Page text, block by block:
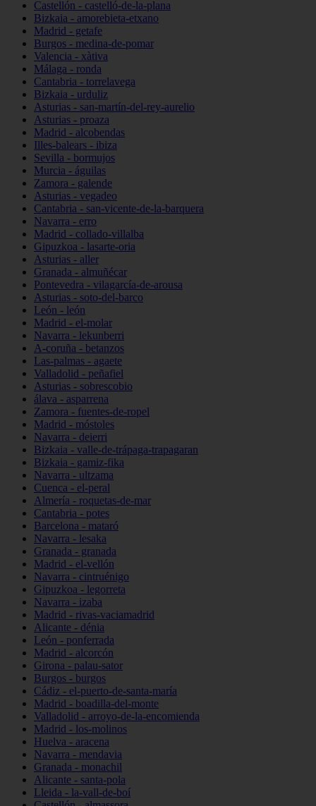
Castellón - castelló-de-la-plana
Bizkaia - amorebieta-etxano
Madrid - getafe
Burgos - medina-de-pomar
Valencia - xàtiva
Málaga - ronda
Cantabria - torrelavega
Bizkaia - urduliz
Asturias - san-martín-del-rey-aurelio
Asturias - proaza
Madrid - alcobendas
Illes-balears - ibiza
Sevilla - bormujos
Murcia - águilas
Zamora - galende
Asturias - vegadeo
Cantabria - san-vicente-de-la-barquera
Navarra - erro
Madrid - collado-villalba
Gipuzkoa - lasarte-oria
Asturias - aller
Granada - almuñécar
Pontevedra - vilagarcía-de-arousa
Asturias - soto-del-barco
León - león
Madrid - el-molar
Navarra - lekunberri
A-coruña - betanzos
Las-palmas - agaete
Valladolid - peñafiel
Asturias - sobrescobio
álava - asparrena
Zamora - fuentes-de-ropel
Madrid - móstoles
Navarra - deierri
Bizkaia - valle-de-trápaga-trapagaran
Bizkaia - gamiz-fika
Navarra - ultzama
Cuenca - el-peral
Almería - roquetas-de-mar
Cantabria - potes
Barcelona - mataró
Navarra - lesaka
Granada - granada
Madrid - el-vellón
Navarra - cintruénigo
Gipuzkoa - legorreta
Navarra - izaba
Madrid - rivas-vaciamadrid
Alicante - dénia
León - ponferrada
Madrid - alcorcón
Girona - palau-sator
Burgos - burgos
Cádiz - el-puerto-de-santa-maría
Madrid - boadilla-del-monte
Valladolid - arroyo-de-la-encomienda
Madrid - los-molinos
Huelva - aracena
Navarra - mendavia
Granada - monachil
Alicante - santa-pola
Lleida - la-vall-de-boí